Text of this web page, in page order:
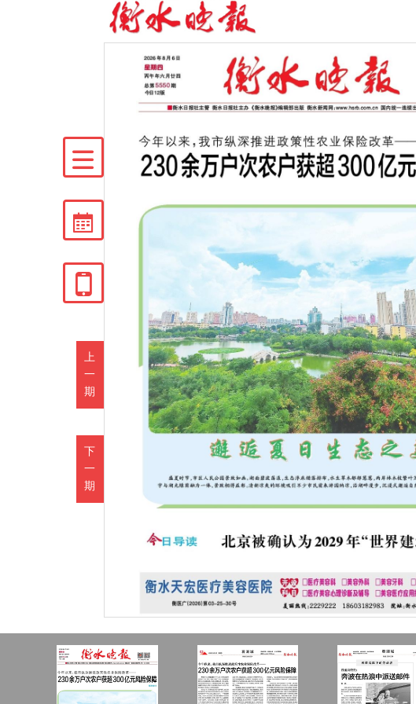
上
一
期
下
一
期


